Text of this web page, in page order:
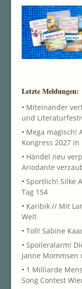
Letzte Meldungen:
• Miteinander
und
• Mega magisch!
Kongress 2027 in
• Händel neu
Ariodante
• Sportlich! Silke
Tag 154
• Karibik // Mit
Welt
• Toll! Sabine
• Spoileralarm!
Janne Mommsen
• 1 Milliarde
Song Contest